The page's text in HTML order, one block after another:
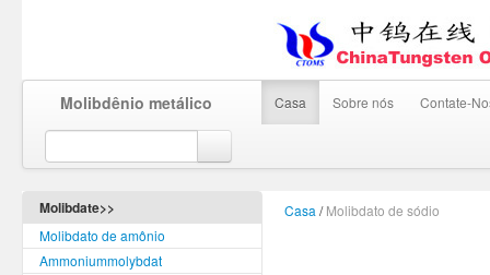
Molibdênio metálico Casa Sobre nós Contate-
Molibdate>>
Molibdato de amônio
Ammoniummolybdat
Casa / Molibdato de sódio